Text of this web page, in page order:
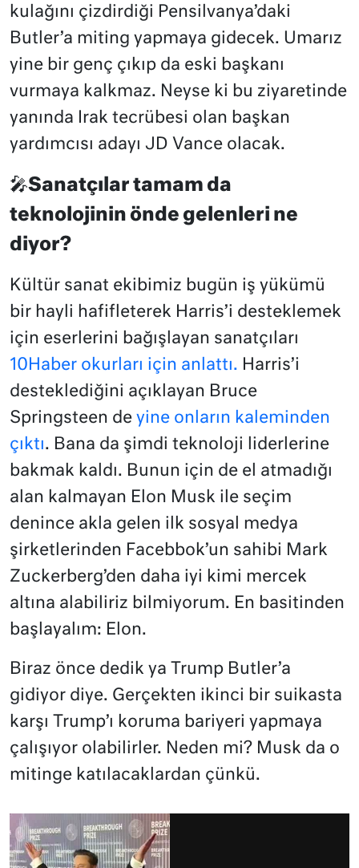
kulağını çizdirdiği Pensilvanya’daki
Butler’a miting yapmaya gidecek. Umarız
yine bir genç çıkıp da eski başkanı
vurmaya kalkmaz. Neyse ki bu ziyaretinde
yanında Irak tecrübesi olan başkan
yardımcısı adayı JD Vance olacak.
🎤Sanatçılar tamam da
teknolojinin önde gelenleri ne
diyor?
Kültür sanat ekibimiz bugün iş yükümü
bir hayli hafifleterek Harris’i desteklemek
için eserlerini bağışlayan sanatçıları
10Haber okurları için anlattı. Harris’i
desteklediğini açıklayan Bruce
Springsteen de yine onların kaleminden
çıktı. Bana da şimdi teknoloji liderlerine
bakmak kaldı. Bunun için de el atmadığı
alan kalmayan Elon Musk ile seçim
denince akla gelen ilk sosyal medya
şirketlerinden Facebbok’un sahibi Mark
Zuckerberg’den daha iyi kimi mercek
altına alabiliriz bilmiyorum. En basitinden
başlayalım: Elon.
Biraz önce dedik ya Trump Butler’a
gidiyor diye. Gerçekten ikinci bir suikasta
karşı Trump’ı koruma bariyeri yapmaya
çalışıyor olabilirler. Neden mi? Musk da o
mitinge katılacaklardan çünkü.